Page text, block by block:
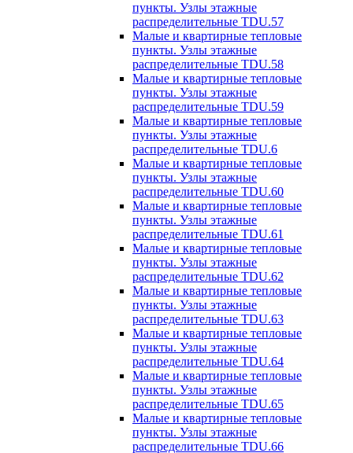
пункты. Узлы этажные
распределительные TDU.57
Малые и квартирные тепловые
пункты. Узлы этажные
распределительные TDU.58
Малые и квартирные тепловые
пункты. Узлы этажные
распределительные TDU.59
Малые и квартирные тепловые
пункты. Узлы этажные
распределительные TDU.6
Малые и квартирные тепловые
пункты. Узлы этажные
распределительные TDU.60
Малые и квартирные тепловые
пункты. Узлы этажные
распределительные TDU.61
Малые и квартирные тепловые
пункты. Узлы этажные
распределительные TDU.62
Малые и квартирные тепловые
пункты. Узлы этажные
распределительные TDU.63
Малые и квартирные тепловые
пункты. Узлы этажные
распределительные TDU.64
Малые и квартирные тепловые
пункты. Узлы этажные
распределительные TDU.65
Малые и квартирные тепловые
пункты. Узлы этажные
распределительные TDU.66